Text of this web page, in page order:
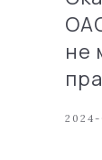
не
2024-